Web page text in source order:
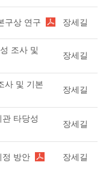
구상 연구 장세길
조사 및
장세길
사 및 기본
장세길
타당성
장세길
정 방안 장세길